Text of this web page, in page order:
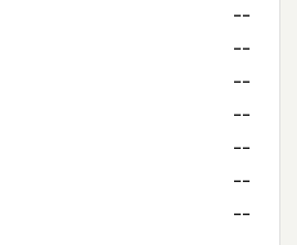
--
--
--
--
--
--
--